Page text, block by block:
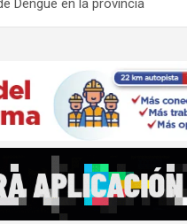
Dengue en la provincia